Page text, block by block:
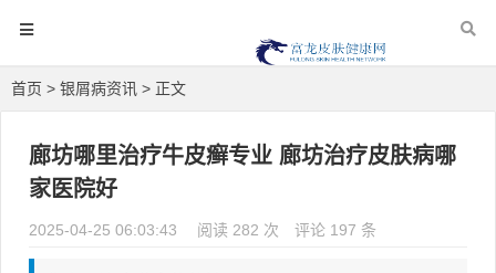
首页 > 银屑病资讯 > 正文
廊坊哪里治疗牛皮癣专业 廊坊治疗皮肤病哪
家医院好
2025-04-25 06:03:43 阅读 282 次 评论 197 条